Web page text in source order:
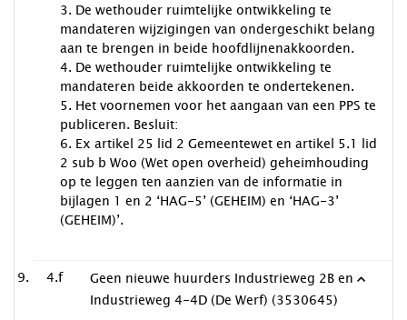
3. De wethouder ruimtelijke ontwikkeling te
mandateren wijzigingen van ondergeschikt belang
aan te brengen in beide hoofdlijnenakkoorden.
4. De wethouder ruimtelijke ontwikkeling te
mandateren beide akkoorden te ondertekenen.
5. Het voornemen voor het aangaan van een PPS te
publiceren. Besluit:
6. Ex artikel 25 lid 2 Gemeentewet en artikel 5.1 lid
2 sub b Woo (Wet open overheid) geheimhouding
op te leggen ten aanzien van de informatie in
bijlagen 1 en 2 ‘HAG-5’ (GEHEIM) en ‘HAG-3’
(GEHEIM)’.
4.f
Geen nieuwe huurders Industrieweg 2B en
Industrieweg 4-4D (De Werf) (3530645)